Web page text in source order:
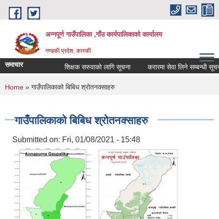
Skip to main content
अन्नपूर्ण गाउँपालिका ,गाँउ कार्यपालिकाको कार्यालय
गण्डकी प्रदेश, कास्की
समाचार शिक्षक सरुवाको लागि सूचना करारमा सेवा लिने सम्बन्धी सूचना ।
You are here
Home » गाउँपालिकाको बिबिध श्रोतनक्साहरु
गाउँपालिकाको बिबिध श्रोतनक्साहरु
Submitted on: Fri, 01/08/2021 - 15:48